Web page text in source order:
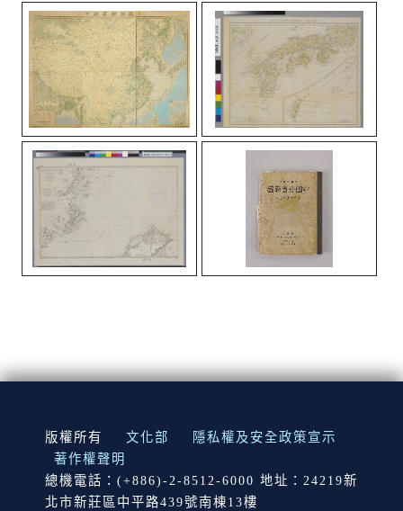
:::
版權所有 文化部
隱私權及安全政策宣示
著作權聲明
總機電話：(+886)-2-8512-6000 地址：24219新
北市新莊區中平路439號南棟13樓